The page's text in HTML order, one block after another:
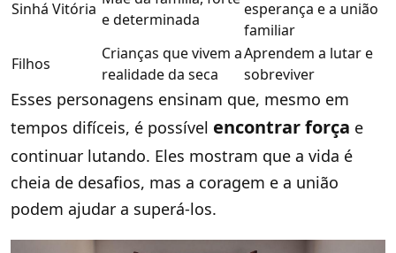
Sinhá Vitória
e determinada
esperança e a união
familiar
Filhos
Crianças que vivem a
realidade da seca
Aprendem a lutar e
sobreviver
Esses personagens ensinam que, mesmo em
tempos difíceis, é possível encontrar força e
continuar lutando. Eles mostram que a vida é
cheia de desafios, mas a coragem e a união
podem ajudar a superá-los.